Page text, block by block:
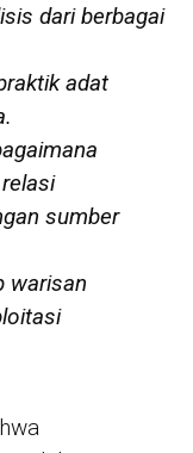
dari berbagai
adat
sumber
warisan